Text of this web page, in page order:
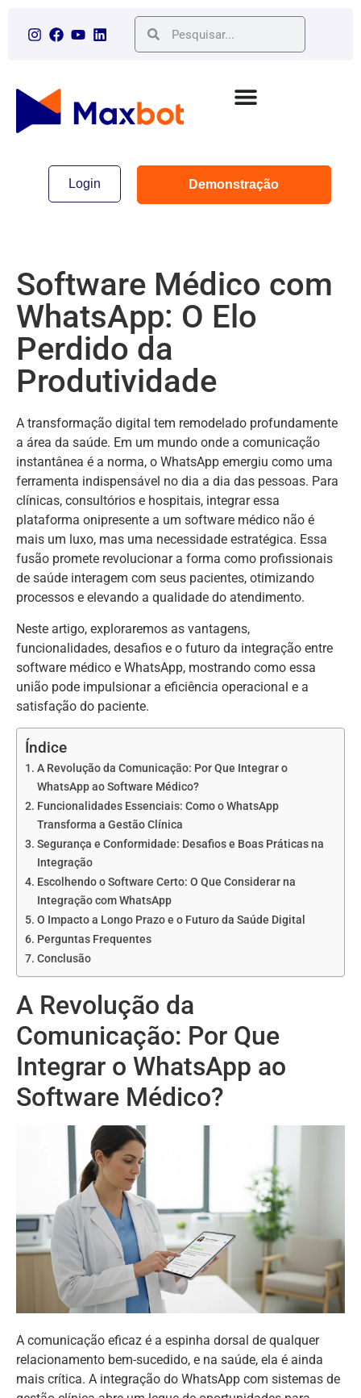
Login Demonstração
Software Médico com
WhatsApp: O Elo
Perdido da
Produtividade
A transformação digital tem remodelado profundamente
a área da saúde. Em um mundo onde a comunicação
instantânea é a norma, o WhatsApp emergiu como uma
ferramenta indispensável no dia a dia das pessoas. Para
clínicas, consultórios e hospitais, integrar essa
plataforma onipresente a um software médico não é
mais um luxo, mas uma necessidade estratégica. Essa
fusão promete revolucionar a forma como profissionais
de saúde interagem com seus pacientes, otimizando
processos e elevando a qualidade do atendimento.
Neste artigo, exploraremos as vantagens,
funcionalidades, desafios e o futuro da integração entre
software médico e WhatsApp, mostrando como essa
união pode impulsionar a eficiência operacional e a
satisfação do paciente.
Índice
A Revolução da Comunicação: Por Que Integrar o
WhatsApp ao Software Médico?
Funcionalidades Essenciais: Como o WhatsApp
Transforma a Gestão Clínica
Segurança e Conformidade: Desafios e Boas Práticas na
Integração
Escolhendo o Software Certo: O Que Considerar na
Integração com WhatsApp
O Impacto a Longo Prazo e o Futuro da Saúde Digital
Perguntas Frequentes
Conclusão
A Revolução da
Comunicação: Por Que
Integrar o WhatsApp ao
Software Médico?
A comunicação eficaz é a espinha dorsal de qualquer
relacionamento bem-sucedido, e na saúde, ela é ainda
mais crítica. A integração do WhatsApp com sistemas de